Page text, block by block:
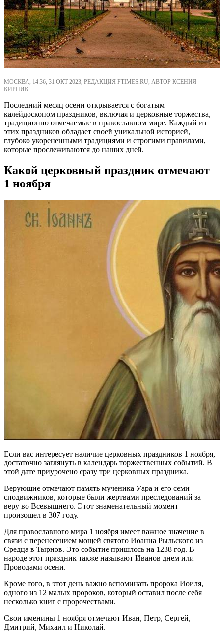
МОСКВА, 14:36, 31 ОКТ 2023, РЕДАКЦИЯ FTIMES.RU, АВТОР КСЕНИЯ
КИРПИК.
Последний месяц осени открывается с богатым
калейдоскопом праздников, включая и церковные торжества,
традиционно отмечаемые в православном мире. Каждый из
этих праздников обладает своей уникальной историей,
глубоко укорененными традициями и строгими правилами,
которые прослеживаются до наших дней.
Какой церковный праздник отмечают
1 ноября
Если вас интересует наличие церковных праздников 1 ноября,
достаточно заглянуть в календарь торжественных событий. В
этой дате приурочено сразу три церковных праздника.
Верующие отмечают память мученика Уара и его семи
сподвижников, которые были жертвами преследований за
веру во Всевышнего. Этот знаменательный момент
произошел в 307 году.
Для православного мира 1 ноября имеет важное значение в
связи с перенесением мощей святого Иоанна Рыльского из
Средца в Тырнов. Это событие пришлось на 1238 год. В
народе этот праздник также называют Иванов днем или
Проводами осени.
Кроме того, в этот день важно вспоминать пророка Иоиля,
одного из 12 малых пророков, который оставил после себя
несколько книг с пророчествами.
Свои именины 1 ноября отмечают Иван, Петр, Сергей,
Дмитрий, Михаил и Николай.